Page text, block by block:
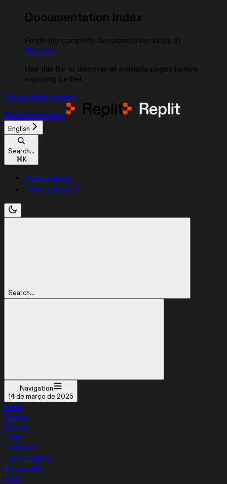
Documentation Index
Fetch the complete documentation index at:
/llms.txt
Use this file to discover all available pages before
exploring further.
Skip to main content
Replit home page
English
Search...
⌘K
Start Building
Start Building
Search...
Navigation
14 de março de 2025
Build
Design
Mobile
Learn
Features
Trust & Billing
Enterprise
Help